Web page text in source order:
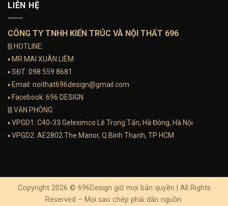
LIÊN HỆ
CÔNG TY TNHH KIẾN TRÚC VÀ NỘI THẤT 696
||| HOTLINE:
▪️ MR MAI XUÂN LIÊM
▪️ SĐT: 098 559 8681
▪️ Email: noithat696design@gmail.com
▪️ Facebook: 696 DESIGN
||| VĂN PHÒNG:
▪️ VPGD1: C40-33 Geleximco Lê Trọng Tấn, Hà Đông, Hà Nội
▪️ VPGD2: AE2802 The Manor, Q Bình Thạnh, TP HCM
Copyright 2026 © 696Design giữ mọi bản quyền | All Rights
Reserved – Mọi sao chép phải dẫn nguồn.